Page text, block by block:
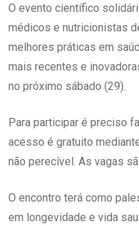
O evento científico
médicos e nutricionistas
melhores práticas em
mais recentes e
no próximo sábado (29).
Para participar é preciso
acesso é gratuito
não perecível. As vagas
O encontro terá como
em longevidade e vida